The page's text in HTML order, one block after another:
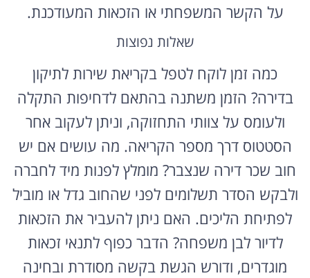
על הקשר המשפחתי או הזכאות המעודכנת.
שאלות נפוצות
כמה זמן לוקח לטפל בקריאת שירות לתיקון
בדירה? הזמן משתנה בהתאם לדחיפות התקלה
ולעומס על צוותי התחזוקה, וניתן לעקוב אחר
הסטטוס דרך מספר הקריאה. מה עושים אם יש
חוב שכר דירה שנצבר? מומלץ לפנות מיד לחברה
ולבקש הסדר תשלומים לפני שהחוב גדל או מוביל
לפתיחת הליכים. האם ניתן להעביר את הזכאות
לדיור לבן משפחה? הדבר כפוף לתנאי זכאות
מוגדרים, ודורש הגשת בקשה מסודרת ובחינה